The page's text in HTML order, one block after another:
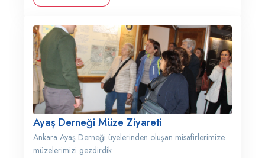
Ayaş Derneği Müze Ziyareti
Ankara Ayaş Derneği üyelerinden oluşan misafirlerimize
müzelerimizi gezdirdik